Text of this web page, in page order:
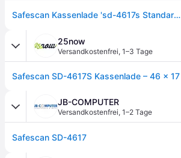
Safescan Kassenlade 'sd-4617s Standard Duty', Schwarz/silber
25now
Versandkostenfrei, 1–3 Tage
JB-COMPUTER
Versandkostenfrei, 1–2 Tage
Safescan SD-4617